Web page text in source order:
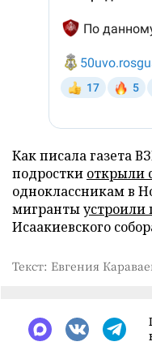
Как писала газета
подростки открыли
одноклассникам в
мигрантыустроили
Исаакиевского
Текст: Евгения